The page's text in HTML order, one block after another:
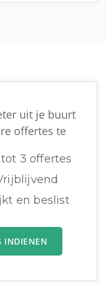
uit je buurt
offertes te
3 offertes
en beslist
INDIENEN